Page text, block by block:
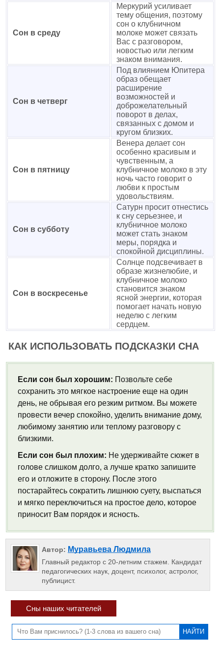
Сон в среду
Меркурий усиливает
тему общения, поэтому
сон о клубничном
молоке может связать
Вас с разговором,
новостью или легким
знаком внимания.
Сон в четверг
Под влиянием Юпитера
образ обещает
расширение
возможностей и
доброжелательный
поворот в делах,
связанных с домом и
кругом близких.
Сон в пятницу
Венера делает сон
особенно красивым и
чувственным, а
клубничное молоко в эту
ночь часто говорит о
любви к простым
удовольствиям.
Сон в субботу
Сатурн просит отнестись
к сну серьезнее, и
клубничное молоко
может стать знаком
меры, порядка и
спокойной дисциплины.
Сон в воскресенье
Солнце подсвечивает в
образе жизнелюбие, и
клубничное молоко
становится знаком
ясной энергии, которая
помогает начать новую
неделю с легким
сердцем.
КАК ИСПОЛЬЗОВАТЬ ПОДСКАЗКИ СНА
Если сон был хорошим: Позвольте себе
сохранить это мягкое настроение еще на один
день, не обрывая его резким ритмом. Вы можете
провести вечер спокойно, уделить внимание дому,
любимому занятию или теплому разговору с
близкими.
Если сон был плохим: Не удерживайте сюжет в
голове слишком долго, а лучше кратко запишите
его и отложите в сторону. После этого
постарайтесь сократить лишнюю суету, выспаться
и мягко переключиться на простое дело, которое
приносит Вам порядок и ясность.
Автор: Муравьева Людмила
Главный редактор с 20-летним стажем. Кандидат
педагогических наук, доцент, психолог, астролог,
публицист.
Сны наших читателей